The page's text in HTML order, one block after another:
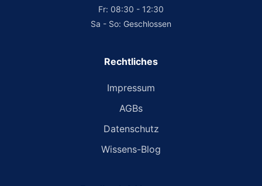
Fr: 08:30 - 12:30
Sa - So: Geschlossen
Rechtliches
Impressum
AGBs
Datenschutz
Wissens-Blog